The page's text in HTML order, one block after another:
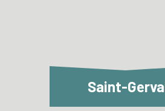
Saint-